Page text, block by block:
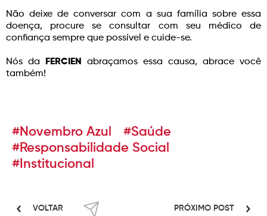
Não deixe de conversar com a sua família sobre essa
doença, procure se consultar com seu médico de
confiança sempre que possível e cuide-se.
Nós da FERCIEN
abraçamos essa causa, abrace você
também!
#Novembro Azul
#Saúde
#Responsabilidade Social
#Institucional
VOLTAR PRÓXIMO POST